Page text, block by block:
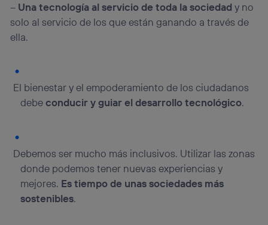
– Una tecnología al servicio de toda la sociedady no
solo al servicio de los que están ganando a través de
ella.
El bienestar y el empoderamiento de los ciudadanos
debeconducir y guiar el desarrollo tecnológico.
Debemos ser mucho más inclusivos. Utilizar las zonas
donde podemos tener nuevas experiencias y
mejores. Es tiempo de unas sociedades más
sostenibles.
“Administrar Utiq” en la parte inferior de esta página web o
visitando el portal de privacidad de Utiq
(“consenthub”)